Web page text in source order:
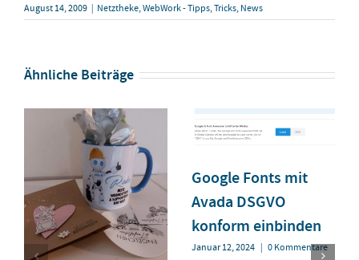
August 14, 2009 | Netztheke,WebWork - Tipps, Tricks, News
Ähnliche Beiträge
Google Fonts mit
Avada DSGVO
konform einbinden
Januar 12, 2024 | 0 Kommentare